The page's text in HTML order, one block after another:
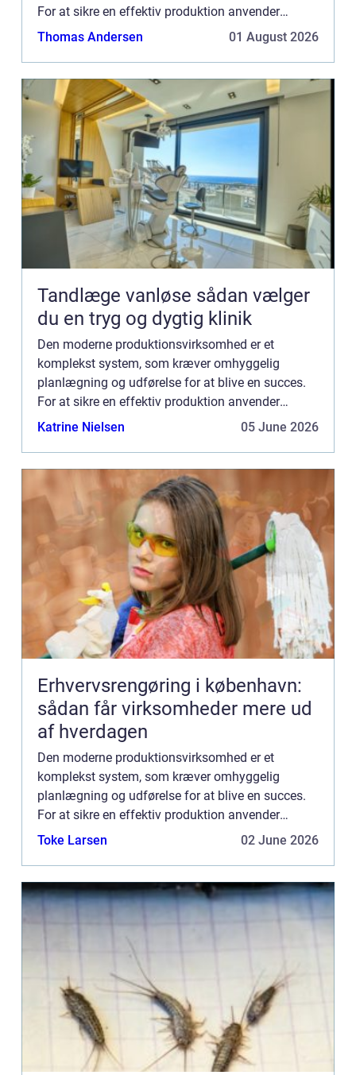
For at sikre en effektiv produktion anvender
mange virksomheder Manufacturing Execution
Thomas Andersen 01 August 2026
Tandlæge vanløse sådan vælger
du en tryg og dygtig klinik
Den moderne produktionsvirksomhed er et
komplekst system, som kræver omhyggelig
planlægning og udførelse for at blive en succes.
For at sikre en effektiv produktion anvender
mange virksomheder Manufacturing Execution
Katrine Nielsen 05 June 2026
Erhvervsrengøring i københavn:
sådan får virksomheder mere ud
af hverdagen
Den moderne produktionsvirksomhed er et
komplekst system, som kræver omhyggelig
planlægning og udførelse for at blive en succes.
For at sikre en effektiv produktion anvender
mange virksomheder Manufacturing Execution
Toke Larsen 02 June 2026